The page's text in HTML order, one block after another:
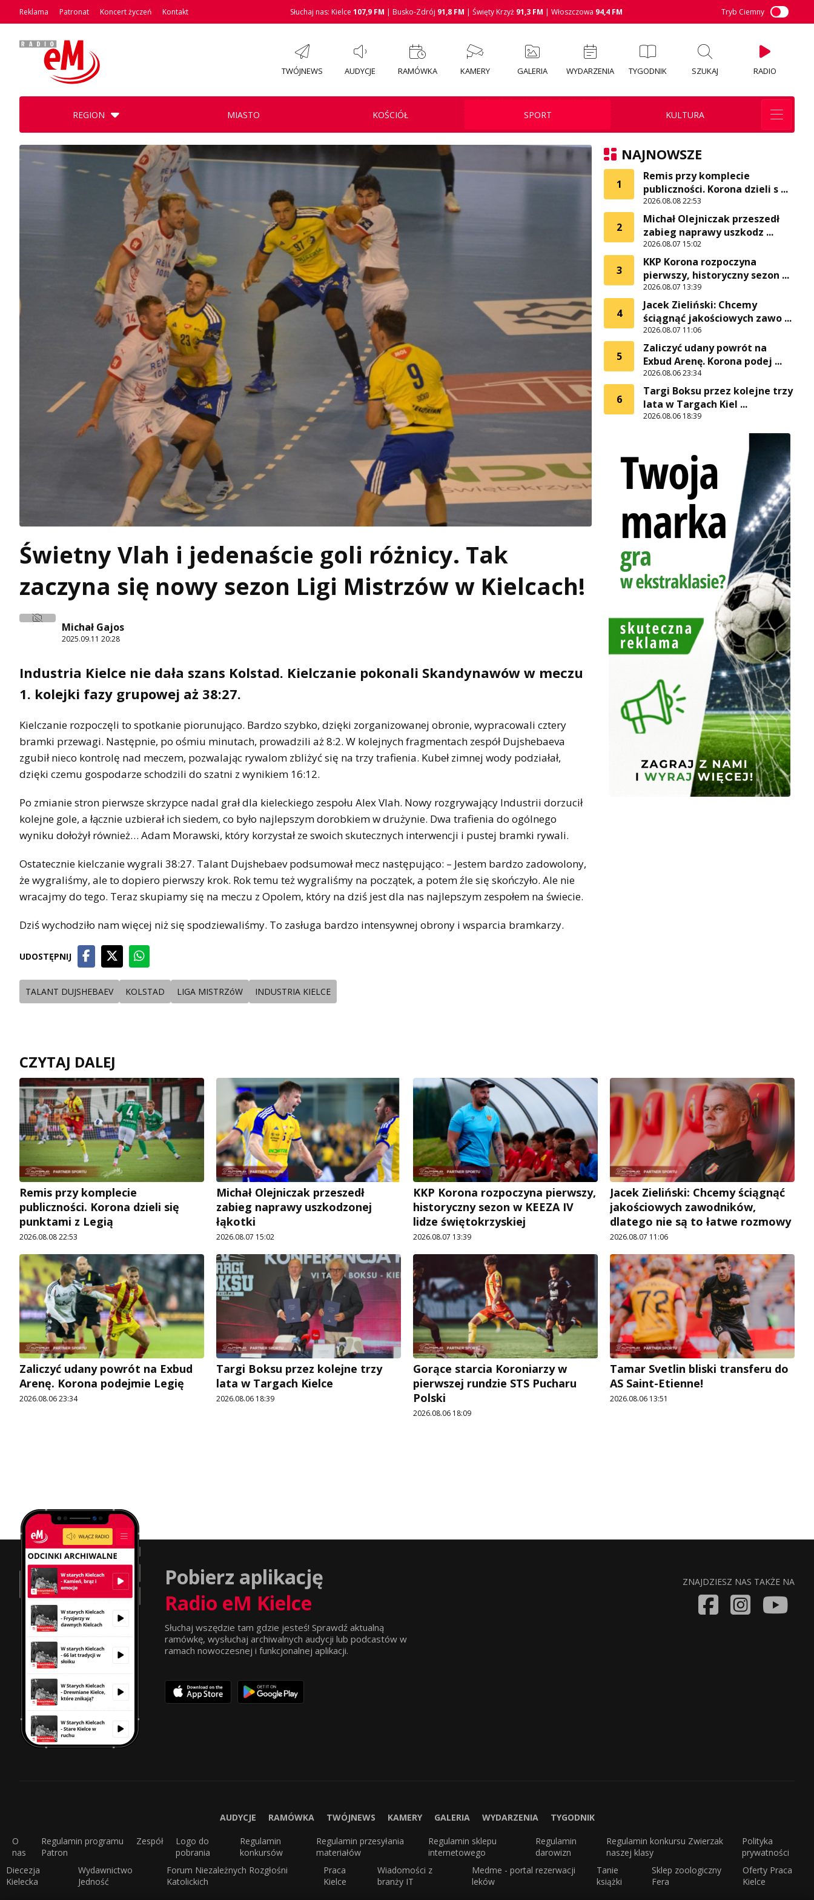
Reklama Patronat Koncert życzeń Kontakt Słuchaj nas: Kielce 107,9 FM | Busko-Zdrój 91,8 FM | Święty Krzyż 91,3 FM | Włoszczowa 94,4 FM Tryb Ciemny
TWÓJNEWS AUDYCJE RAMÓWKA KAMERY GALERIA WYDARZENIA TYGODNIK SZUKAJ RADIO
REGION MIASTO KOŚCIÓŁ SPORT KULTURA
Świetny Vlah i jedenaście goli różnicy. Tak
zaczyna się nowy sezon Ligi Mistrzów w Kielcach!
Michał Gajos
2025.09.11 20:28
Industria Kielce nie dała szans Kolstad. Kielczanie pokonali Skandynawów w meczu
1. kolejki fazy grupowej aż 38:27.
Kielczanie rozpoczęli to spotkanie piorunująco. Bardzo szybko, dzięki zorganizowanej obronie, wypracowali cztery
bramki przewagi. Następnie, po ośmiu minutach, prowadzili aż 8:2. W kolejnych fragmentach zespół Dujshebaeva
zgubił nieco kontrolę nad meczem, pozwalając rywalom zbliżyć się na trzy trafienia. Kubeł zimnej wody podziałał,
dzięki czemu gospodarze schodzili do szatni z wynikiem 16:12.
Po zmianie stron pierwsze skrzypce nadal grał dla kieleckiego zespołu Alex Vlah. Nowy rozgrywający Industrii dorzucił
kolejne gole, a łącznie uzbierał ich siedem, co było najlepszym dorobkiem w drużynie. Dwa trafienia do ogólnego
wyniku dołożył również… Adam Morawski, który korzystał ze swoich skutecznych interwencji i pustej bramki rywali.
Ostatecznie kielczanie wygrali 38:27. Talant Dujshebaev podsumował mecz następująco: – Jestem bardzo zadowolony,
że wygraliśmy, ale to dopiero pierwszy krok. Rok temu też wygraliśmy na początek, a potem źle się skończyło. Ale nie
wracajmy do tego. Teraz skupiamy się na meczu z Opolem, który na dziś jest dla nas najlepszym zespołem na świecie.
Dziś wychodziło nam więcej niż się spodziewaliśmy. To zasługa bardzo intensywnej obrony i wsparcia bramkarzy.
UDOSTĘPNIJ
TALANT DUJSHEBAEV KOLSTAD LIGA MISTRZóW INDUSTRIA KIELCE
NAJNOWSZE
1
Remis przy komplecie
publiczności. Korona dzieli s ...
2026.08.08 22:53
2
Michał Olejniczak przeszedł
zabieg naprawy uszkodz ...
2026.08.07 15:02
3
KKP Korona rozpoczyna
pierwszy, historyczny sezon ...
2026.08.07 13:39
4
Jacek Zieliński: Chcemy
ściągnąć jakościowych zawo ...
2026.08.07 11:06
5
Zaliczyć udany powrót na
Exbud Arenę. Korona podej ...
2026.08.06 23:34
6
Targi Boksu przez kolejne trzy
lata w Targach Kiel ...
2026.08.06 18:39
CZYTAJ DALEJ
Remis przy komplecie
publiczności. Korona dzieli się
punktami z Legią
2026.08.08 22:53
Michał Olejniczak przeszedł
zabieg naprawy uszkodzonej
łąkotki
2026.08.07 15:02
KKP Korona rozpoczyna pierwszy,
historyczny sezon w KEEZA IV
lidze świętokrzyskiej
2026.08.07 13:39
Jacek Zieliński: Chcemy ściągnąć
jakościowych zawodników,
dlatego nie są to łatwe rozmowy
2026.08.07 11:06
Zaliczyć udany powrót na Exbud
Arenę. Korona podejmie Legię
2026.08.06 23:34
Targi Boksu przez kolejne trzy
lata w Targach Kielce
2026.08.06 18:39
Gorące starcia Koroniarzy w
pierwszej rundzie STS Pucharu
Polski
2026.08.06 18:09
Tamar Svetlin bliski transferu do
AS Saint-Etienne!
2026.08.06 13:51
Pobierz aplikację
Radio eM Kielce
Słuchaj wszędzie tam gdzie jesteś! Sprawdź aktualną
ramówkę, wysłuchaj archiwalnych audycji lub podcastów w
ramach nowoczesnej i funkcjonalnej aplikacji.
ZNAJDZIESZ NAS TAKŻE NA
AUDYCJE RAMÓWKA TWÓJNEWS KAMERY GALERIA WYDARZENIA TYGODNIK
O
nas
Regulamin programu
Patron
Zespół
Logo do
pobrania
Regulamin
konkursów
Regulamin przesyłania
materiałów
Regulamin sklepu
internetowego
Regulamin
darowizn
Regulamin konkursu Zwierzak
naszej klasy
Polityka
prywatności
Diecezja
Kielecka
Wydawnictwo
Jedność
Forum Niezależnych Rozgłośni
Katolickich
Praca
Kielce
Wiadomości z
branży IT
Medme - portal rezerwacji
leków
Tanie
książki
Sklep zoologiczny
Fera
Oferty Praca
Kielce